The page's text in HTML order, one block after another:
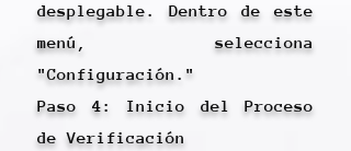
desplegable. Dentro de este
menú, selecciona
"Configuración."
Paso 4: Inicio del Proceso
de Verificación